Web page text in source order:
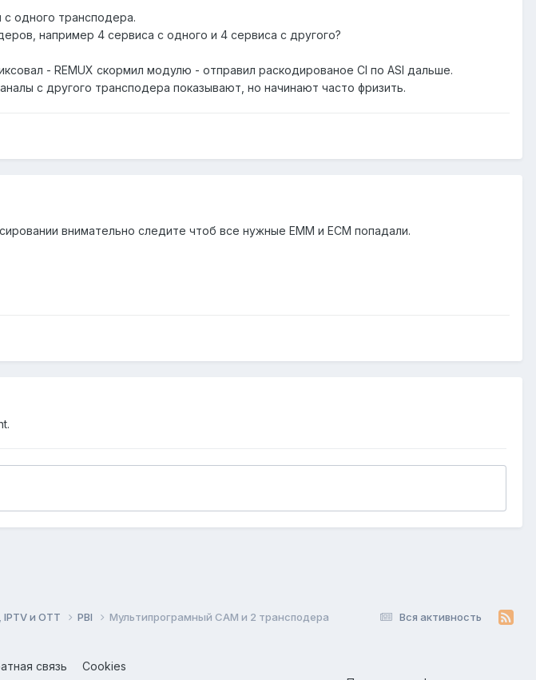
одного трансподера.
например 4 сервиса с одного и 4 сервиса с другого?
- REMUX скормил модулю - отправил раскодированое CI по ASI дальше.
с другого трансподера показывают, но начинают часто фризить.
внимательно следите чтоб все нужные EMM и ECM попадали.
Вся активность
и OTT PBI Мультипрограмный CAM и 2 трансподера
связь
Cookies